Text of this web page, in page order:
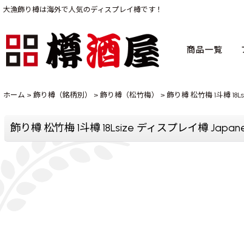
大漁飾り樽は海外で人気のディスプレイ樽です！
商品一覧
ホーム > 飾り樽（銘柄別） > 飾り樽（松竹梅） > 飾り樽 松竹梅 1斗樽
飾り樽 松竹梅 1斗樽 18Lsize ディスプレイ樽